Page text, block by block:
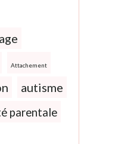
Attachement
autisme
parentale